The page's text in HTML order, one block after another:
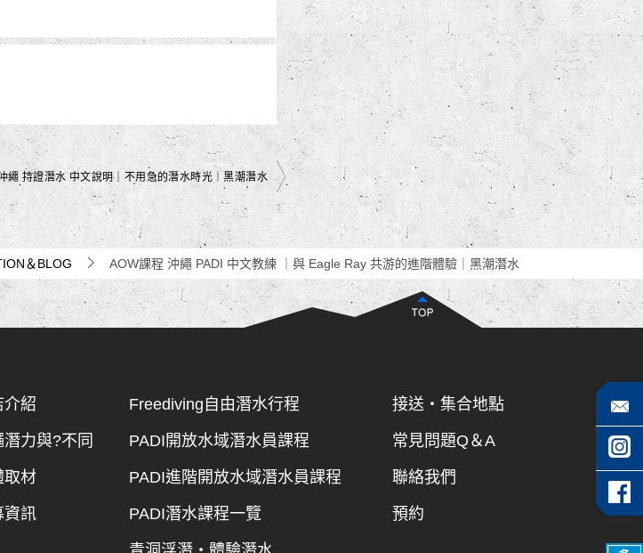
繩 持證潛水 中文說明｜不用急的潛水時光｜黑潮潛水
＆BLOG AOW課程 沖繩 PADI 中文教練 ｜與 Eagle Ray 共游的進階體驗｜黑潮潛水
介紹
潛力與?不同
取材
資訊
Freediving自由潛水行程
PADI開放水域潛水員課程
PADI進階開放水域潛水員課程
PADI潛水課程一覽
接送・集合地點
常見問題Q＆A
聯絡我們
預約